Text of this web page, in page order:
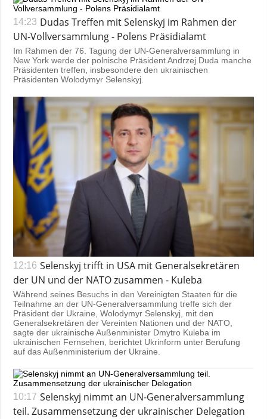
14:23 Dudas Treffen mit Selenskyj im Rahmen der
UN-Vollversammlung - Polens Präsidialamt
Im Rahmen der 76. Tagung der UN-Generalversammlung in
New York werde der polnische Präsident Andrzej Duda manche
Präsidenten treffen, insbesondere den ukrainischen
Präsidenten Wolodymyr Selenskyj.
12:16 Selenskyj trifft in USA mit Generalsekretären
der UN und der NATO zusammen - Kuleba
Während seines Besuchs in den Vereinigten Staaten für die
Teilnahme an der UN-Generalversammlung treffe sich der
Präsident der Ukraine, Wolodymyr Selenskyj, mit den
Generalsekretären der Vereinten Nationen und der NATO,
sagte der ukrainische Außenminister Dmytro Kuleba im
ukrainischen Fernsehen, berichtet Ukrinform unter Berufung
auf das Außenministerium der Ukraine.
10:17 Selenskyj nimmt an UN-Generalversammlung
teil. Zusammensetzung der ukrainischer Delegation